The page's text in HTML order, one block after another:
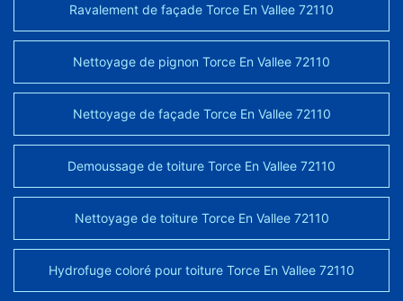
Ravalement de façade Torce En Vallee 72110
Nettoyage de pignon Torce En Vallee 72110
Nettoyage de façade Torce En Vallee 72110
Demoussage de toiture Torce En Vallee 72110
Nettoyage de toiture Torce En Vallee 72110
Hydrofuge coloré pour toiture Torce En Vallee 72110